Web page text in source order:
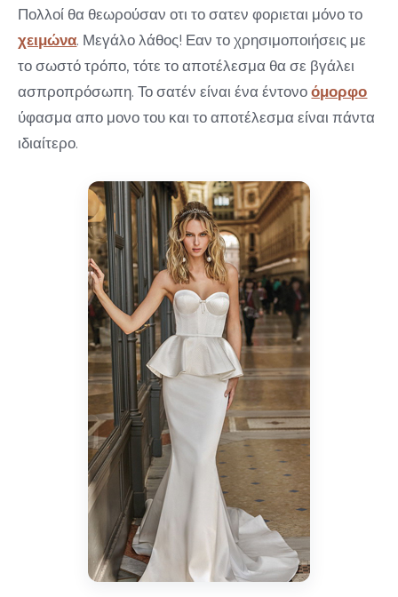
Πολλοί θα θεωρούσαν οτι το σατεν φοριεται μόνο το
χειμώνα. Μεγάλο λάθος! Εαν το χρησιμοποιήσεις με
το σωστό τρόπο, τότε το αποτέλεσμα θα σε βγάλει
ασπροπρόσωπη. Το σατέν είναι ένα έντονοόμορφο
ύφασμα απο μονο του και το αποτέλεσμα είναι πάντα
ιδιαίτερο.